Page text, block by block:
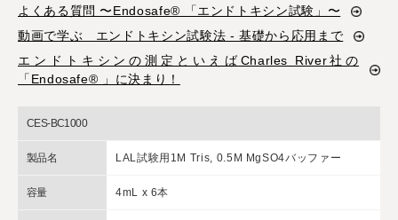
よくある質問 〜Endosafe® 「エンドトキシン試験」〜
動画で学ぶ エンドトキシン試験法 - 基礎から応用まで
エンドトキシンの測定といえばCharles River社の
「Endosafe® 」に決まり！
CES-BC1000
製品名 LAL試験用1M Tris, 0.5M MgSO4バッファー
容量 4mL x 6本